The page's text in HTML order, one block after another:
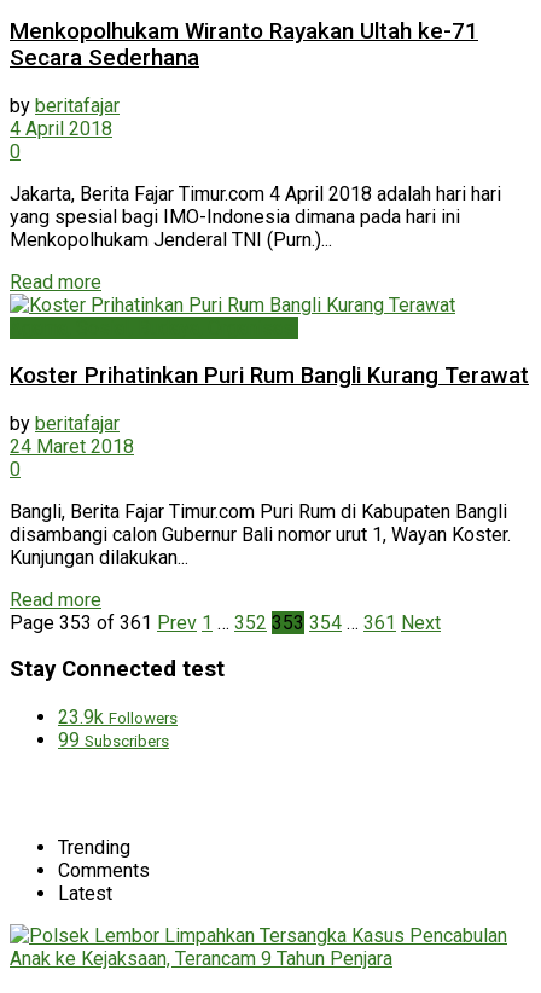
Menkopolhukam Wiranto Rayakan Ultah ke-71
Secara Sederhana
by beritafajar
4 April 2018
0
Jakarta, Berita Fajar Timur.com 4 April 2018 adalah hari hari
yang spesial bagi IMO-Indonesia dimana pada hari ini
Menkopolhukam Jenderal TNI (Purn.)...
Read more
Koster Prihatinkan Puri Rum Bangli Kurang Terawat
by beritafajar
24 Maret 2018
0
Bangli, Berita Fajar Timur.com Puri Rum di Kabupaten Bangli
disambangi calon Gubernur Bali nomor urut 1, Wayan Koster.
Kunjungan dilakukan...
Read more
Page 353 of 361 Prev 1 … 352 353 354 … 361 Next
Stay Connected test
23.9k Followers
99 Subscribers
Trending
Comments
Latest